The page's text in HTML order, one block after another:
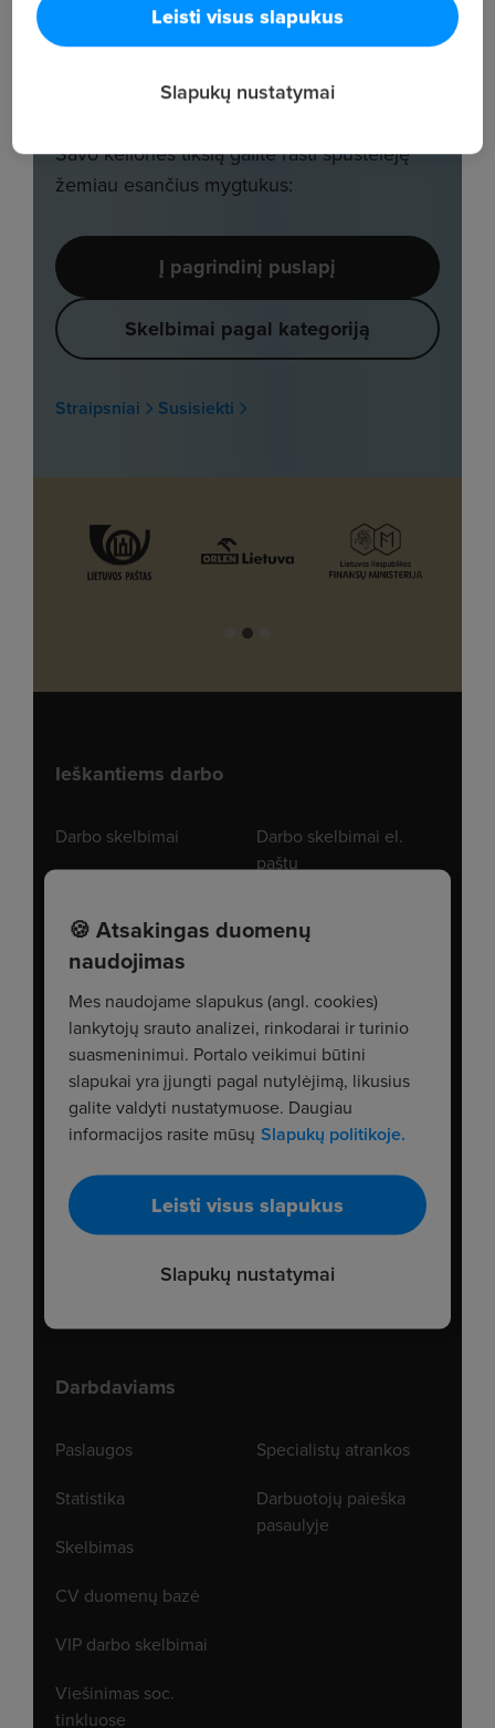
Leisti visus slapukus
Slapukų nustatymai